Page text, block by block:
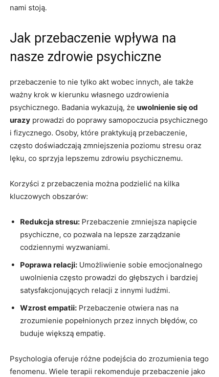
nami stoją.
Jak⁣ przebaczenie ​wpływa na
nasze zdrowie psychiczne
przebaczenie to nie tylko akt wobec innych, ‌ale także
ważny krok w​ kierunku własnego uzdrowienia
psychicznego. Badania ⁣wykazują, że uwolnienie się od
urazy prowadzi do poprawy samopoczucia psychicznego
i fizycznego. Osoby, które praktykują przebaczenie,
często doświadczają zmniejszenia‍ poziomu stresu oraz
lęku, co sprzyja lepszemu ‍zdrowiu psychicznemu.
Korzyści z przebaczenia można‌ podzielić na kilka
kluczowych obszarów:
Redukcja stresu: Przebaczenie zmniejsza napięcie
psychiczne, co ⁣pozwala⁤ na lepsze ⁤zarządzanie
codziennymi wyzwaniami.
Poprawa relacji: Umożliwienie sobie emocjonalnego‌
uwolnienia ⁢często prowadzi do głębszych i bardziej
satysfakcjonujących relacji ⁤z⁤ innymi ludźmi.
Wzrost empatii: Przebaczenie otwiera⁣ nas na
zrozumienie⁣ popełnionych przez innych błędów, co
buduje ‍większą empatię.
Psychologia oferuje różne podejścia⁢ do zrozumienia tego
fenomenu. Wiele terapii ‍rekomenduje przebaczenie jako